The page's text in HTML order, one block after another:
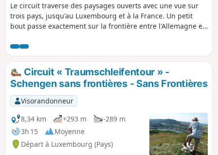
Le circuit traverse des paysages ouverts avec une vue sur
trois pays, jusqu'au Luxembourg et à la France. Un petit
bout passe exactement sur la frontière entre l'Allemagne et
Allemagne et le pied droit en France. Le paysage change
constamment et offre, outre la vallée de la Moselle couverte
de vignes, des forêts rustiques et les vastes champs du
Saargau.Circuit « Traumschleifentour » -
Schengen sans frontières - Sans Frontières
Visorandonneur
8,34 km
+293 m
-289 m
3h 15
Moyenne
Départ à Luxembourg (Pays)